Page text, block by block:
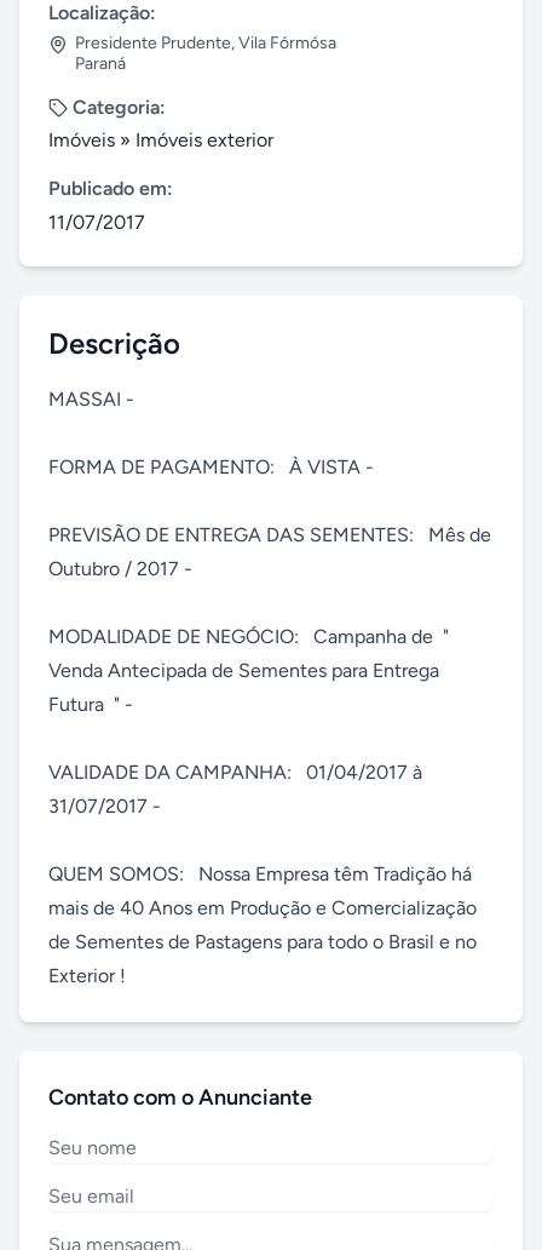
Localização:
Presidente Prudente,Vila Fórmósa
Paraná
Categoria:
Imóveis » Imóveis exterior
Publicado em:
11/07/2017
Descrição
MASSAI -
FORMA DE PAGAMENTO:   À VISTA -
PREVISÃO DE ENTREGA DAS SEMENTES:   Mês de
Outubro / 2017 -
MODALIDADE DE NEGÓCIO:   Campanha de  "
Venda Antecipada de Sementes para Entrega
Futura  " -
VALIDADE DA CAMPANHA:   01/04/2017 à
31/07/2017 -
QUEM SOMOS:   Nossa Empresa têm Tradição há
mais de 40 Anos em Produção e Comercialização
de Sementes de Pastagens para todo o Brasil e no
Exterior !
Contato com o Anunciante